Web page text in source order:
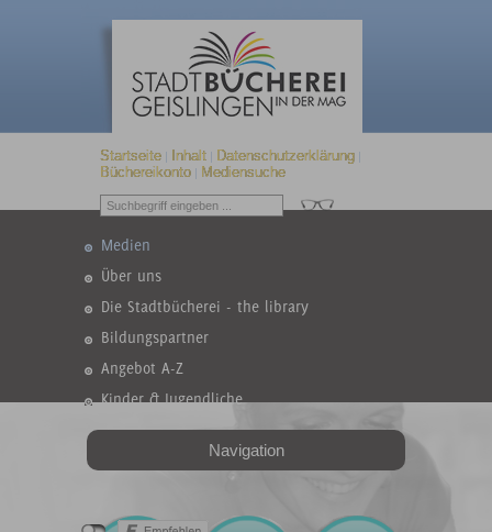
Startseite | Inhalt | Datenschutzerklärung |
Büchereikonto | Mediensuche
Medien
Über uns
Die Stadtbücherei - the library
Bildungspartner
Angebot A-Z
Kinder & Jugendliche
Navigation